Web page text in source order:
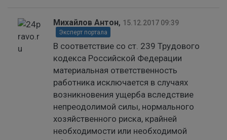
Михайлов Антон, 15.12.2017 09:39
Эксперт портала
В соответствие со ст. 239 Трудового
кодекса Российской Федерации
материальная ответственность
работника исключается в случаях
возникновения ущерба вследствие
непреодолимой силы, нормального
хозяйственного риска, крайней
необходимости или необходимой